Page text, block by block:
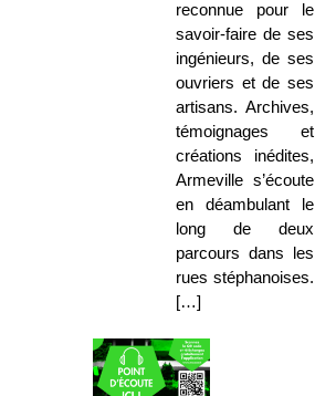
reconnue pour le
savoir-faire de ses
ingénieurs, de ses
ouvriers et de ses
artisans. Archives,
témoignages et
créations inédites,
Armeville s’écoute
en déambulant le
long de deux
parcours dans les
rues stéphanoises.
[…]